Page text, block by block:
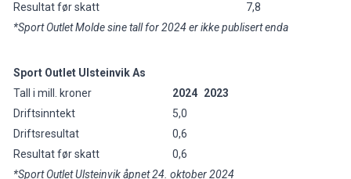
Resultat før skatt
7,8
*Sport Outlet Molde sine tall for 2024 er ikke publisert enda
Sport Outlet Ulsteinvik As
Tall i mill. kroner
2024 2023
Driftsinntekt
5,0
Driftsresultat
0,6
Resultat før skatt
0,6
*Sport Outlet Ulsteinvik åpnet 24. oktober 2024